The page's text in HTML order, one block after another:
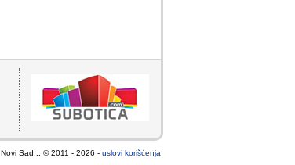
Sad... © 2011 - 2026 - uslovi korišćenja